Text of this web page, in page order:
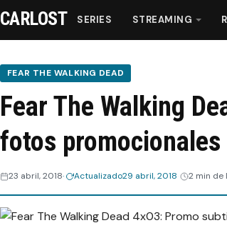
Series
Streaming
CARLOST SERIES STREAMING
FEAR THE WALKING DEAD
Fear The Walking
fotos promocionales
23 abril, 2018 Actualizado29 abril, 2018 2 min de